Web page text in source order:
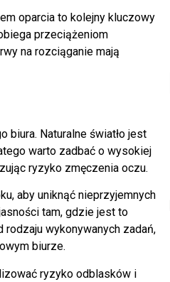
oparcia to kolejny kluczowy
przeciążeniom
na rozciąganie mają
Naturalne światło jest
warto zadbać o wysokiej
ryzyko zmęczenia oczu.
aby uniknąć nieprzyjemnych
tam, gdzie jest to
wykonywanych zadań,
biurze.
ryzyko odblasków i